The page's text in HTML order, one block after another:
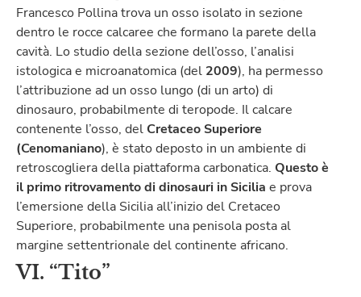
Francesco Pollina trova un osso isolato in sezione
dentro le rocce calcaree che formano la parete della
cavità. Lo studio della sezione dell’osso, l’analisi
istologica e microanatomica (del 2009), ha permesso
l’attribuzione ad un osso lungo (di un arto) di
dinosauro, probabilmente di teropode. Il calcare
contenente l’osso, delCretaceo Superiore
(Cenomaniano), è stato deposto in un ambiente di
retroscogliera della piattaforma carbonatica. Questo è
il primo ritrovamento di dinosauri in Sicilia e prova
l’emersione della Sicilia all’inizio del Cretaceo
Superiore, probabilmente una penisola posta al
margine settentrionale del continente africano.
VI. “Tito”